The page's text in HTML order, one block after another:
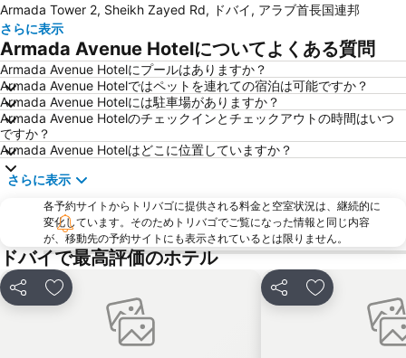
ジュメイラ モスク
Souk Madinat Jumeirah
Dubai World Trade Centre (DWTC)
Bur Dubai
Jumeirah
WHX Dubai
Business Bay
Al Ghubaiba Metro Station
Jebel Ali
Union Metro Station
Mall of the Emirates
Ibn Battuta Metro Station
Sheikh Zayed Road
ゴールド スーク
Al Jaffliya Metro Station
Vision-X Dubai
World Trade Centre Metro Station
Umm Hurair
スパイス スーク
Al Rigga Metro Station
Emirates Hill
Dubai Internet City Metro Station
Armada Tower 2, Sheikh Zayed Rd, ドバイ, アラブ首長国連邦
さらに表示
Armada Avenue Hotelについてよくある質問
Armada Avenue Hotelにプールはありますか？
Armada Avenue Hotelではペットを連れての宿泊は可能ですか？
Armada Avenue Hotelには駐車場がありますか？
Armada Avenue Hotelのチェックインとチェックアウトの時間はいつ
ですか？
Armada Avenue Hotelはどこに位置していますか？
さらに表示
各予約サイトからトリバゴに提供される料金と空室状況は、継続的に
変化しています。そのためトリバゴでご覧になった情報と同じ内容
が、移動先の予約サイトにも表示されているとは限りません。
ドバイで最高評価のホテル
シェア お気に入りに追加 シェア お気に入りに